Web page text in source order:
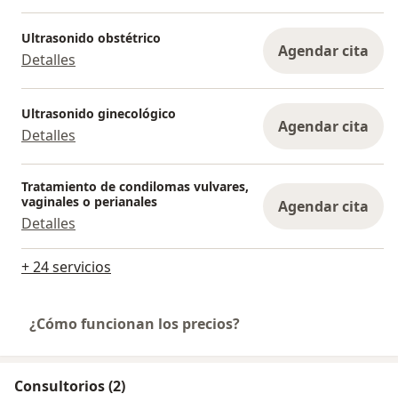
Ultrasonido obstétrico
Detalles Agendar cita
Ultrasonido ginecológico
Detalles Agendar cita
Tratamiento de condilomas vulvares,
vaginales o perianales
Detalles
Agendar cita
+ 24 servicios
¿Cómo funcionan los precios?
Consultorios (2)